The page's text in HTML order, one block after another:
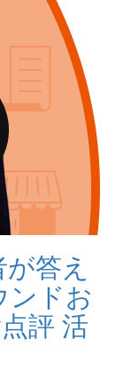
答え
ンドお
評 活